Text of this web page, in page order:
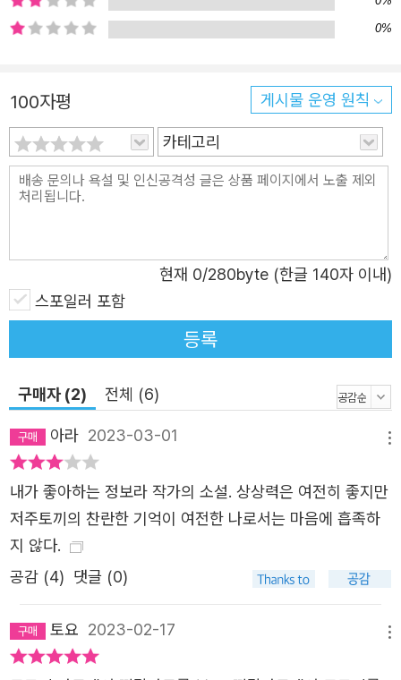
솜씨가, 인간이라면 태곳적부터 벗어날 수 없던 질문들을 낯
품을 주로 번역해온(《아무도 모를 것이다》 가운데 〈가면〉도
그중 하나로 미국 Valancourt Book of World Horror V
ol.2에 수록되었다) 안톤 허는 “역설적인 감정들이 공존하는
정보라 작가의 문장은 제인 오스틴이나 조지 손더스와 같은
영미권 작가들의 문장과 비슷한 분위기가 있다. 징그러우면
술적 사실주의’ 혹은 ‘환상적 리얼리즘’ 계열로 읽히는 정보
라의 작품세계와 일맥상통하는 것인지도 모르겠다. 부커상
최종후보 선정으로 세간의 큰 주목을 받았고, 작가의 여러
면모를 다각도로 조명하는 수많은 인터뷰와 기사가 공개되
쓴 소설일 터. 이 숨은 걸작들이 정보라를 궁금해하는 독자
들에게 신작 못지않은 기쁨을 선사하리라 믿는 이유다. 《아
무도 모를 것이다》가 정보라의 팬들에게, 그리고 팬이 될 미
래의 독자들에게 ‘나만 아는 정보라 소설’을 찾을 수 있는 선
물상자가 되길 바란다. 갇혀 있던 오래된 이야기가 풀려날
때 되살아나는 환상이 건네는 이상한 위로 작가는 이 단편집
을 향해 “오래되고 단단히 갇힌 이야기”라고 썼다. 집필 시
기가 오래되었고 그로 인해 당시 여러 고정관념에 작가 자신
이 갇혀 있었다는 점을 스스로 성찰하며 쓴 말이지만, 동시
에 이 소설집의 인물들은 실제로 말 그대로 어딘가에 갇혀
0%
100자평 게시물 운영 원칙
카테고리
현재 0/280byte (한글 140자 이내)
스포일러 포함
등록
구매자 (2) 전체 (6)
아라 2023-03-01
내가 좋아하는 정보라 작가의 소설. 상상력은 여전히 좋지만
저주토끼의 찬란한 기억이 여전한 나로서는 마음에 흡족하
지 않다.
공감 (4) 댓글 (0)
토요 2023-02-17